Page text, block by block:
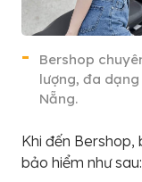
Bershop
lượng, đa
Nẵng.
Khi đến Bershop,
bảo hiểm như sau: